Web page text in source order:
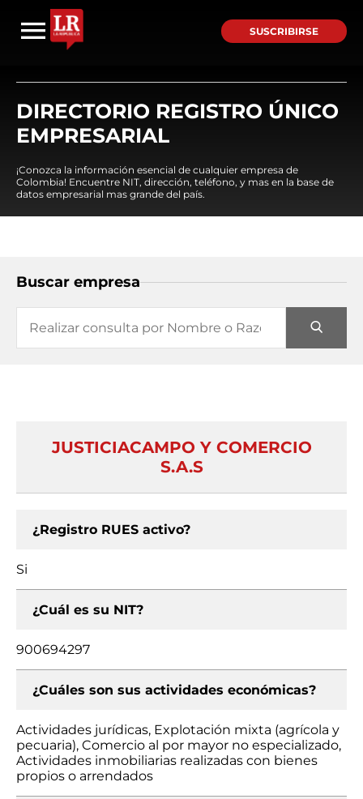
SUSCRIBIRSE
DIRECTORIO REGISTRO ÚNICO
EMPRESARIAL
¡Conozca la información esencial de cualquier empresa de
Colombia! Encuentre NIT, dirección, teléfono, y mas en la base de
datos empresarial mas grande del país.
Buscar empresa
JUSTICIACAMPO Y COMERCIO
S.A.S
¿Registro RUES activo?
Si
¿Cuál es su NIT?
900694297
¿Cuáles son sus actividades económicas?
Actividades jurídicas, Explotación mixta (agrícola y
pecuaria), Comercio al por mayor no especializado,
Actividades inmobiliarias realizadas con bienes
propios o arrendados